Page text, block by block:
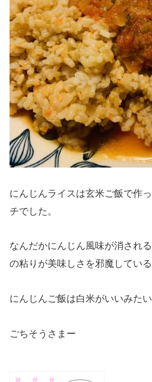
にんじんライスは玄米ご飯で作
チでした。
なんだかにんじん風味が消され
の粘りが美味しさを邪魔している
にんじんご飯は白米がいいみたい
ごちそうさまー